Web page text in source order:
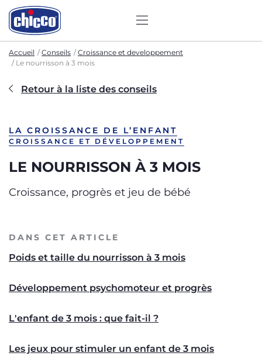
Accueil Conseils
Croissance et developpement
Le nourrisson à 3 mois
Retour à la liste des conseils
LA CROISSANCE DE L’ENFANT
CROISSANCE ET DÉVELOPPEMENT
LE NOURRISSON À 3 MOIS
Croissance, progrès et jeu de bébé
DANS CET ARTICLE
Poids et taille du nourrisson à 3 mois
Développement psychomoteur et progrès
L'enfant de 3 mois : que fait-il ?
Les jeux pour stimuler un enfant de 3 mois